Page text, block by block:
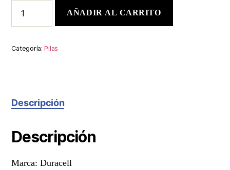
AÑADIR AL CARRITO
Categoría:Pilas
Descripción
Descripción
Marca: Duracell